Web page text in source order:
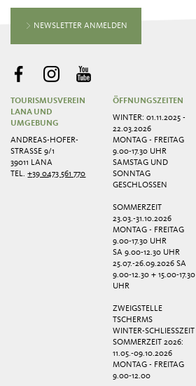
NEWSLETTER ANMELDEN
TOURISMUSVEREIN
LANA UND
UMGEBUNG
ANDREAS-HOFER-
STRASSE 9/1
39011 LANA
TEL.+39 0473 561 770
ÖFFNUNGSZEITEN
WINTER: 01.11.2025 -
22.03.2026
MONTAG - FREITAG
9.00-17.30 UHR
SAMSTAG UND
SONNTAG
GESCHLOSSEN
SOMMERZEIT
23.03.-31.10.2026
MONTAG - FREITAG
9.00-17.30 UHR
SA 9.00-12.30 UHR
25.07.-26.09.2026 SA
9.00-12.30 + 15.00-17.30
UHR
ZWEIGSTELLE
TSCHERMS
WINTER-SCHLIESSZEIT
SOMMERZEIT 2026:
11.05.-09.10.2026
MONTAG - FREITAG
9.00-12.00